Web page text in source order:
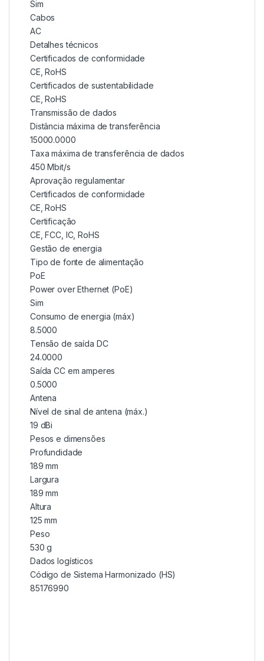
Sim
Cabos
AC
Detalhes técnicos
Certificados de conformidade
CE, RoHS
Certificados de sustentabilidade
CE, RoHS
Transmissão de dados
Distância máxima de transferência
15000.0000
Taxa máxima de transferência de dados
450 Mbit/s
Aprovação regulamentar
Certificados de conformidade
CE, RoHS
Certificação
CE, FCC, IC, RoHS
Gestão de energia
Tipo de fonte de alimentação
PoE
Power over Ethernet (PoE)
Sim
Consumo de energia (máx)
8.5000
Tensão de saída DC
24.0000
Saída CC em amperes
0.5000
Antena
Nível de sinal de antena (máx.)
19 dBi
Pesos e dimensões
Profundidade
189 mm
Largura
189 mm
Altura
125 mm
Peso
530 g
Dados logísticos
Código de Sistema Harmonizado (HS)
85176990